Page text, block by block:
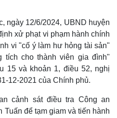
ngày 12/6/2024, UBND huyện
xử phạt vi phạm hành chính
vi "cố ý làm hư hỏng tài sản"
tích cho thành viên gia đình"
15 và khoản 1, điều 52, nghị
12-2021 của Chính phủ.
cảnh sát điều tra Công an
Tuấn để tạm giam và tiến hành